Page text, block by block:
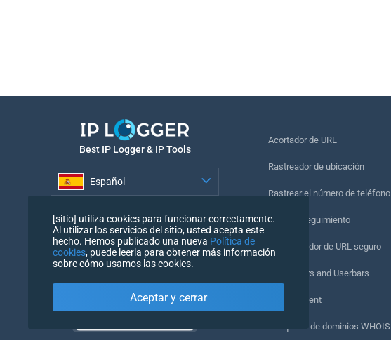
Best IP Logger & IP Tools
Español
Acortador de URL
Rastreador de ubicación
Rastrear el número de teléfono
Píxel de seguimiento
Comprobador de URL seguro
IP Counters and Userbars
Mi UserAgent
Búsqueda de dominios WHOIS
[sitio] utiliza cookies para funcionar correctamente.
Al utilizar los servicios del sitio, usted acepta este
hecho. Hemos publicado una nueva Política de
cookies, puede leerla para obtener más información
sobre cómo usamos las cookies.
Aceptar y cerrar